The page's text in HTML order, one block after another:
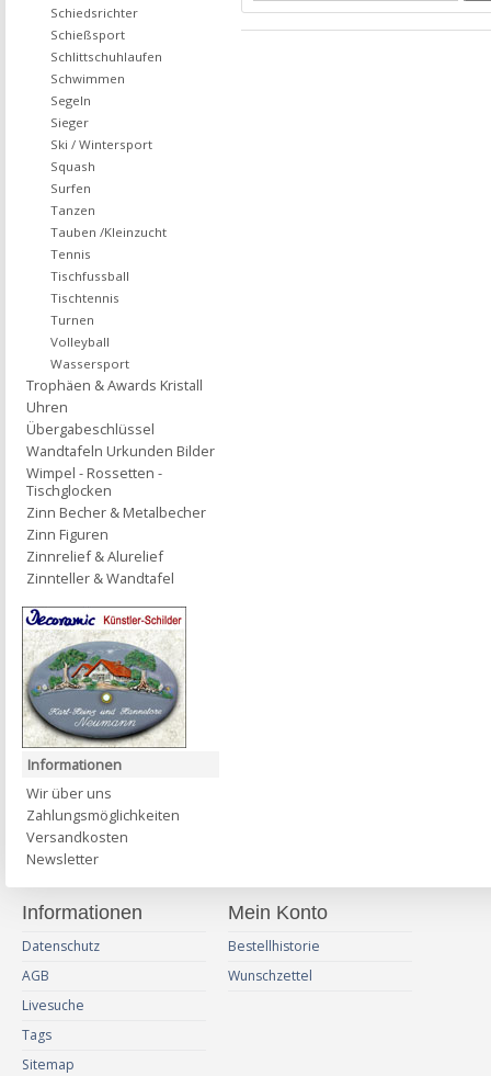
Schiedsrichter
Schießsport
Schlittschuhlaufen
Schwimmen
Segeln
Sieger
Ski / Wintersport
Squash
Surfen
Tanzen
Tauben /Kleinzucht
Tennis
Tischfussball
Tischtennis
Turnen
Volleyball
Wassersport
Trophäen & Awards Kristall
Uhren
Übergabeschlüssel
Wandtafeln Urkunden Bilder
Wimpel - Rossetten -
Tischglocken
Zinn Becher & Metalbecher
Zinn Figuren
Zinnrelief & Alurelief
Zinnteller & Wandtafel
Informationen
Wir über uns
Zahlungsmöglichkeiten
Versandkosten
Newsletter
Informationen
Datenschutz
AGB
Livesuche
Tags
Sitemap
Mein Konto
Bestellhistorie
Wunschzettel